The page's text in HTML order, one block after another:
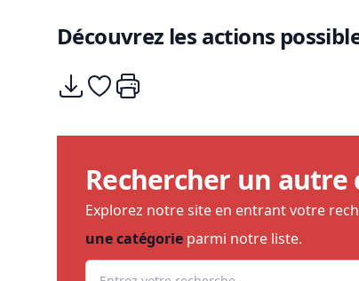
Découvrez les actions
Télécharger
Ajouter à mes coups de coeurs
Imprimer
Rechercher un autre
Explorez notre site en entrant votre
une catégorie parmi notre liste.